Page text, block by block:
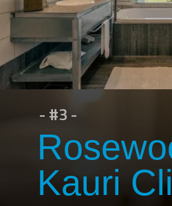
- #3 -
Kauri